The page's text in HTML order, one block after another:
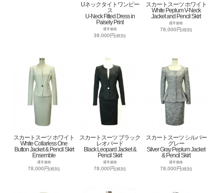
Uネックタイトワンピー
ス
U-Neck Fitted Dress in
Paisely Print
通常価格
39,000円(税別)
スカートスーツ ホワイト
White Peplum V-Neck
Jacket and Pencil Skirt
通常価格
78,000円(税別)
スカートスーツ ホワイト
White Collarless One
Button Jacket & Pencil Skirt
Ensemble
通常価格
78,000円(税別)
スカートスーツ ブラック
レオパード
Black Leopard Jacket &
Pencil Skirt
通常価格
78,000円(税別)
スカートスーツ シルバー
グレー
Silver Gray Peplum Jacket
& Pencil Skirt
通常価格
78,000円(税別)